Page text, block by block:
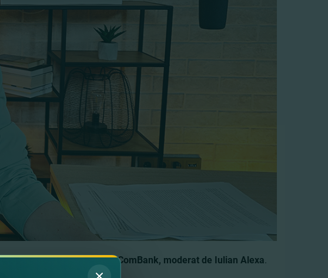
Serviciul Dealing la FinComBank, moderat de Iulian Alexa.